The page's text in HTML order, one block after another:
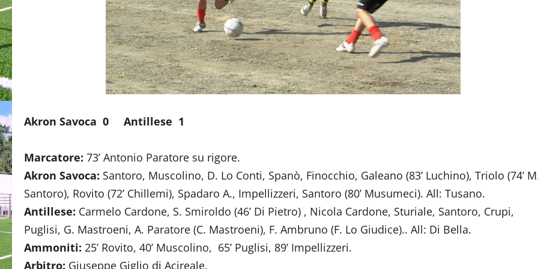
Akron Savoca 0 Antillese 1
Marcatore: 73’ Antonio Paratore su rigore.
Akron Savoca: Santoro, Muscolino, D. Lo Conti, Spanò, Finocchio, Galeano (83’ Luchino), Triolo (74’
Santoro), Rovito (72’ Chillemi), Spadaro A., Impellizzeri, Santoro (80’ Musumeci). All: Tusano.
Antillese: Carmelo Cardone, S. Smiroldo (46’ Di Pietro) , Nicola Cardone, Sturiale, Santoro, Crupi,
Puglisi, G. Mastroeni, A. Paratore (C. Mastroeni), F. Ambruno (F. Lo Giudice).. All: Di Bella.
Ammoniti: 25’ Rovito, 40’ Muscolino, 65’ Puglisi, 89’ Impellizzeri.
Arbitro: Giuseppe Giglio di Acireale.